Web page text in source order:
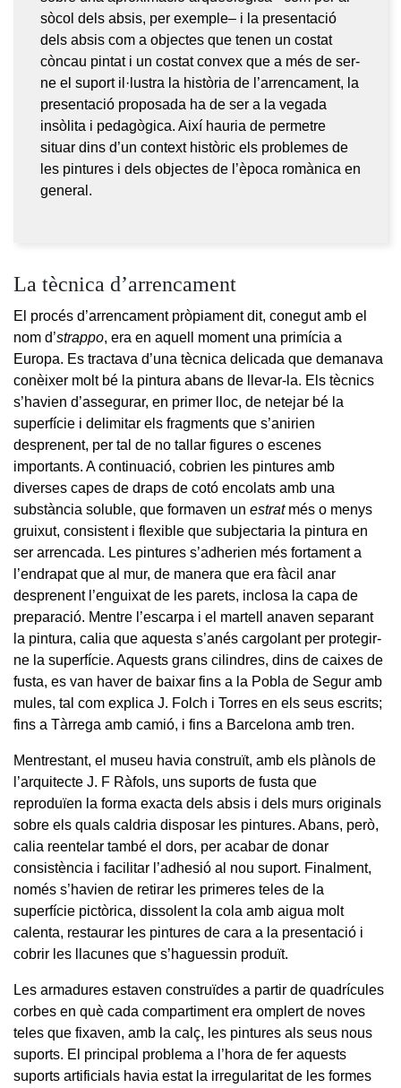
sòcol dels absis, per exemple– i la presentació
dels absis com a objectes que tenen un costat
còncau pintat i un costat convex que a més de ser-
ne el suport il·lustra la història de l’arrencament, la
presentació proposada ha de ser a la vegada
insòlita i pedagògica. Així hauria de permetre
situar dins d’un context històric els problemes de
les pintures i dels objectes de l’època romànica en
general.
La tècnica d’arrencament
El procés d’arrencament pròpiament dit, conegut amb el
nom d’strappo, era en aquell moment una primícia a
Europa. Es tractava d’una tècnica delicada que demanava
conèixer molt bé la pintura abans de llevar-la. Els tècnics
s’havien d’assegurar, en primer lloc, de netejar bé la
superfície i delimitar els fragments que s’anirien
desprenent, per tal de no tallar figures o escenes
importants. A continuació, cobrien les pintures amb
diverses capes de draps de cotó encolats amb una
substància soluble, que formaven un estratmés o menys
gruixut, consistent i flexible que subjectaria la pintura en
ser arrencada. Les pintures s’adherien més fortament a
l’endrapat que al mur, de manera que era fàcil anar
desprenent l’enguixat de les parets, inclosa la capa de
preparació. Mentre l’escarpa i el martell anaven separant
la pintura, calia que aquesta s’anés cargolant per protegir-
ne la superfície. Aquests grans cilindres, dins de caixes de
fusta, es van haver de baixar fins a la Pobla de Segur amb
mules, tal com explica J. Folch i Torres en els seus escrits;
fins a Tàrrega amb camió, i fins a Barcelona amb tren.
Mentrestant, el museu havia construït, amb els plànols de
l’arquitecte J. F Ràfols, uns suports de fusta que
reproduïen la forma exacta dels absis i dels murs originals
sobre els quals caldria disposar les pintures. Abans, però,
calia reentelar també el dors, per acabar de donar
consistència i facilitar l’adhesió al nou suport. Finalment,
només s’havien de retirar les primeres teles de la
superfície pictòrica, dissolent la cola amb aigua molt
calenta, restaurar les pintures de cara a la presentació i
cobrir les llacunes que s’haguessin produït.
Les armadures estaven construïdes a partir de quadrícules
corbes en què cada compartiment era omplert de noves
teles que fixaven, amb la calç, les pintures als seus nous
suports. El principal problema a l’hora de fer aquests
suports artificials havia estat la irregularitat de les formes